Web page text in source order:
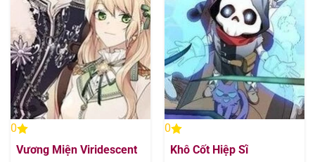
Chapter 11 11/08/2025
Chapter 10 11/08/2025
Chapter 9 11/08/2025
Chapter 8 11/08/2025
Chapter 7 11/08/2025
0
Vương Miện Viridescent
0
Khô Cốt Hiệp Sĩ